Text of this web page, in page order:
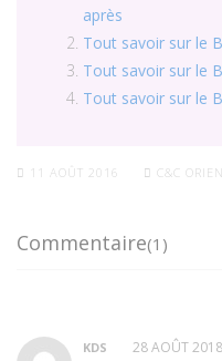
après
Tout savoir sur le
Tout savoir sur le
Tout savoir sur le
11 AOÛT 2016 C&C
Commentaire(1)
KDS 28 AOÛT